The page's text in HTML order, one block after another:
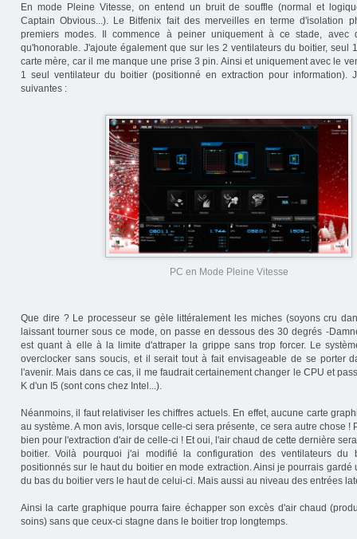
En mode Pleine Vitesse, on entend un bruit de souffle (normal et
Captain Obvious...). Le Bitfenix fait des merveilles en terme d'isolation
premiers modes. Il commence à peiner uniquement à ce stade, avec
qu'honorable. J'ajoute également que sur les 2 ventilateurs du boitier, seul
carte mère, car il me manque une prise 3 pin. Ainsi et uniquement avec le
1 seul ventilateur du boitier (positionné en extraction pour information).
suivantes :
PC en Mode Pleine Vitesse
Que dire ? Le processeur se gèle littéralement les miches (soyons cru
laissant tourner sous ce mode, on passe en dessous des 30 degrés -
est quant à elle à la limite d'attraper la grippe sans trop forcer. Le
overclocker sans soucis, et il serait tout à fait envisageable de se porter
l'avenir. Mais dans ce cas, il me faudrait certainement changer le CPU et
K d'un I5 (sont cons chez Intel...).
Néanmoins, il faut relativiser les chiffres actuels. En effet, aucune carte
au système. A mon avis, lorsque celle-ci sera présente, ce sera autre chose !
bien pour l'extraction d'air de celle-ci ! Et oui, l'air chaud de cette dernière
boitier. Voilà pourquoi j'ai modifié la configuration des ventilateurs du
positionnés sur le haut du boitier en mode extraction. Ainsi je pourrais gardé
du bas du boitier vers le haut de celui-ci. Mais aussi au niveau des entrées
Ainsi la carte graphique pourra faire échapper son excès d'air chaud
soins) sans que ceux-ci stagne dans le boitier trop longtemps.